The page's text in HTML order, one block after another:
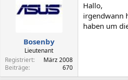
l
t
Bosenby
Lieutenant
Registriert
März 2008
Beiträge
670
Hallo,
irgendwann
haben um